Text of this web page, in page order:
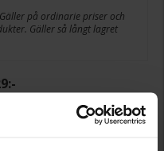
på ordinarie priser och
Gäller så långt lagret